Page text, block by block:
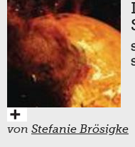
von Stefanie Brösigke